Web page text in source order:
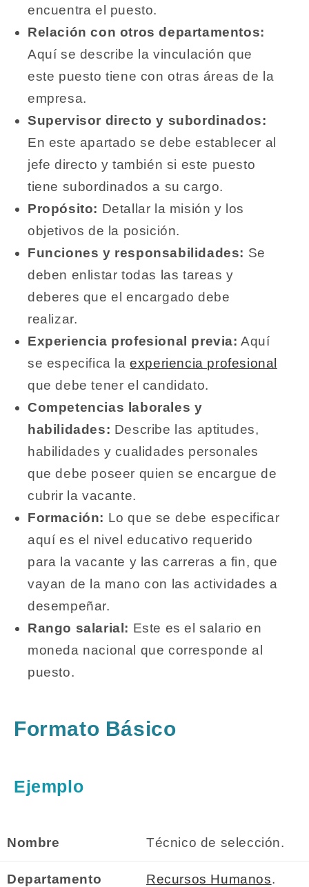
encuentra el puesto.
Relación con otros departamentos:
Aquí se describe la vinculación que
este puesto tiene con otras áreas de la
empresa.
Supervisor directo y subordinados:
En este apartado se debe establecer al
jefe directo y también si este puesto
tiene subordinados a su cargo.
Propósito: Detallar la misión y los
objetivos de la posición.
Funciones y responsabilidades: Se
deben enlistar todas las tareas y
deberes que el encargado debe
realizar.
Experiencia profesional previa: Aquí
se especifica laexperiencia profesional
que debe tener el candidato.
Competencias laborales y
habilidades: Describe las aptitudes,
habilidades y cualidades personales
que debe poseer quien se encargue de
cubrir la vacante.
Formación: Lo que se debe especificar
aquí es el nivel educativo requerido
para la vacante y las carreras a fin, que
vayan de la mano con las actividades a
desempeñar.
Rango salarial: Este es el salario en
moneda nacional que corresponde al
puesto.
Formato Básico
Ejemplo
Nombre Técnico de selección.
Departamento Recursos Humanos.